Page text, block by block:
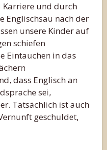
Karriere und durch
Englischsau nach der
unsere Kinder auf
schiefen
Eintauchen in das
dass Englisch an
sei,
Tatsächlich ist auch
geschuldet,